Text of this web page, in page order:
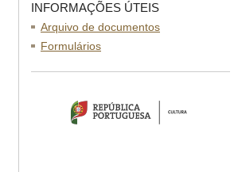
INFORMAÇÕES ÚTEIS
Arquivo de documentos
Formulários